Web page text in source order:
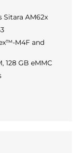
Sitara AM62x
M4F and
128 GB eMMC